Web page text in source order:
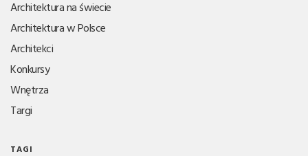
Architektura na świecie
Architektura w Polsce
Architekci
Konkursy
Wnętrza
Targi
TAGI